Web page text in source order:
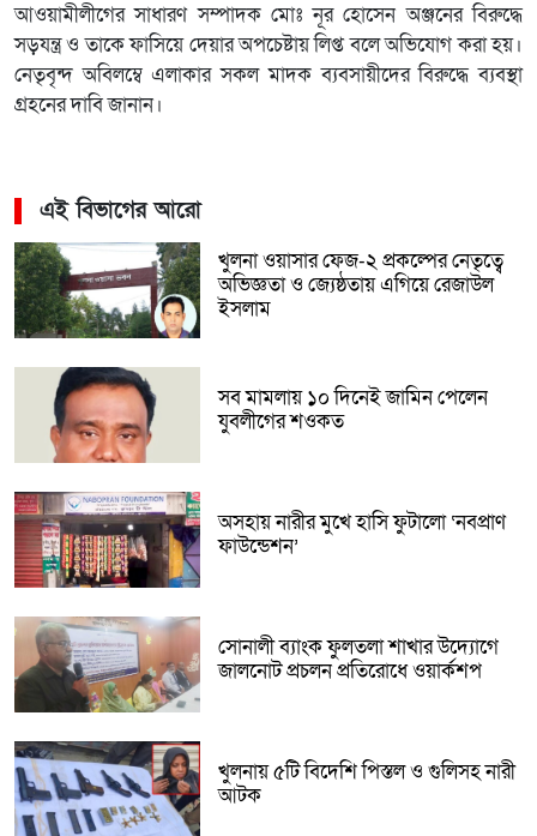
আওয়ামীলীগের সাধারণ সম্পাদক মোঃ নূর হোসেন অঞ্জনের বিরুদ্ধে
সড়যন্ত্র ও তাকে ফাসিয়ে দেয়ার অপচেষ্টায় লিপ্ত বলে অভিযোগ করা হয়।
নেতৃবৃন্দ অবিলম্বে এলাকার সকল মাদক ব্যবসায়ীদের বিরুদ্ধে ব্যবস্থা
গ্রহনের দাবি জানান।
এই বিভাগের আরো
খুলনা ওয়াসার ফেজ-২ প্রকল্পের নেতৃত্বে
অভিজ্ঞতা ও জ্যেষ্ঠতায় এগিয়ে রেজাউল
ইসলাম
সব মামলায় ১০ দিনেই জামিন পেলেন
যুবলীগের শওকত
অসহায় নারীর মুখে হাসি ফুটালো ‘নবপ্রাণ
ফাউন্ডেশন’
সোনালী ব্যাংক ফুলতলা শাখার উদ্যোগে
জালনোট প্রচলন প্রতিরোধে ওয়ার্কশপ
খুলনায় ৫টি বিদেশি পিস্তল ও গুলিসহ নারী
আটক